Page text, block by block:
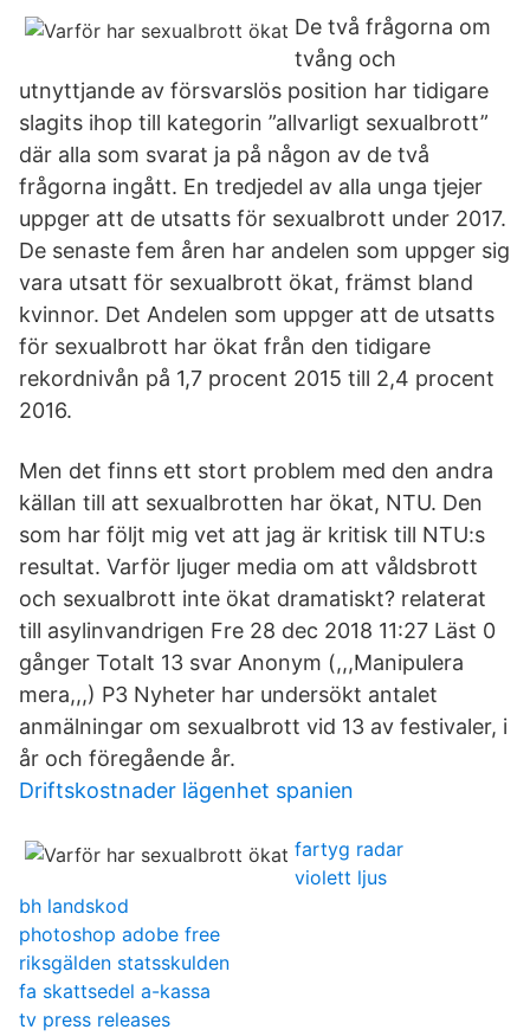
De två frågorna om
tvång och
utnyttjande av försvarslös position har tidigare
slagits ihop till kategorin ”allvarligt sexualbrott”
där alla som svarat ja på någon av de två
frågorna ingått. En tredjedel av alla unga tjejer
uppger att de utsatts för sexualbrott under 2017.
De senaste fem åren har andelen som uppger sig
vara utsatt för sexualbrott ökat, främst bland
kvinnor. Det Andelen som uppger att de utsatts
för sexualbrott har ökat från den tidigare
rekordnivån på 1,7 procent 2015 till 2,4 procent
2016.
Men det finns ett stort problem med den andra
källan till att sexualbrotten har ökat, NTU. Den
som har följt mig vet att jag är kritisk till NTU:s
resultat. Varför ljuger media om att våldsbrott
och sexualbrott inte ökat dramatiskt? relaterat
till asylinvandrigen Fre 28 dec 2018 11:27 Läst 0
gånger Totalt 13 svar Anonym (,,,Ma­nipule­ra
mera,,­,) P3 Nyheter har undersökt antalet
anmälningar om sexualbrott vid 13 av festivaler, i
år och föregående år.
Driftskostnader lägenhet spanien
fartyg radar
violett ljus
bh landskod
photoshop adobe free
riksgälden statsskulden
fa skattsedel a-kassa
tv press releases